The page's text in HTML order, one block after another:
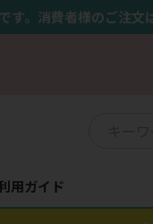
。消費者様のご注文
用ガイド